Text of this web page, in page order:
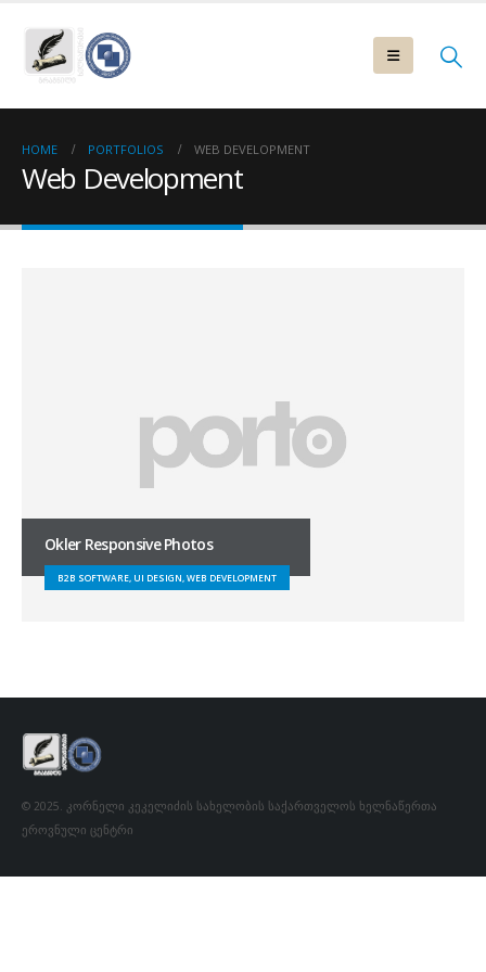
HOME PORTFOLIOS WEB DEVELOPMENT
Web Development
Okler Responsive Photos
B2B SOFTWARE, UI DESIGN, WEB DEVELOPMENT
© 2025. კორნელი კეკელიძის სახელობის საქართველოს ხელნაწერთა
ეროვნული ცენტრი